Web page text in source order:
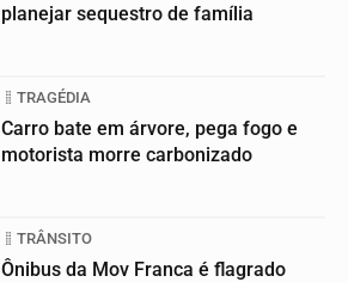
planejar sequestro de família
TRAGÉDIA
Carro bate em árvore, pega fogo e
motorista morre carbonizado
TRÂNSITO
Ônibus da Mov Franca é flagrado